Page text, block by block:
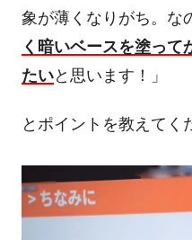
象が薄くなりがち。な
く暗いベースを塗って
たいと思います！」
とポイントを教えてく